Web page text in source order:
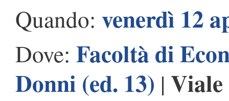
Quando: venerdì 12
Dove: Facoltà di
Donni (ed. 13) | Viale